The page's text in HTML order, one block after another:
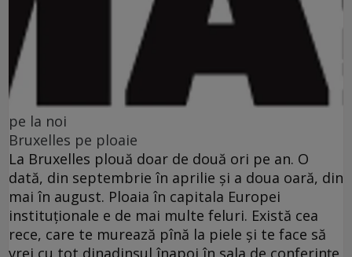
pe la noi
Bruxelles pe ploaie
La Bruxelles plouă doar de două ori pe an. O
dată, din septembrie în aprilie şi a doua oară, din
mai în august. Ploaia în capitala Europei
instituţionale e de mai multe feluri. Există cea
rece, care te murează pînă la piele şi te face să
vrei cu tot dinadinsul înapoi în sala de conferinţe